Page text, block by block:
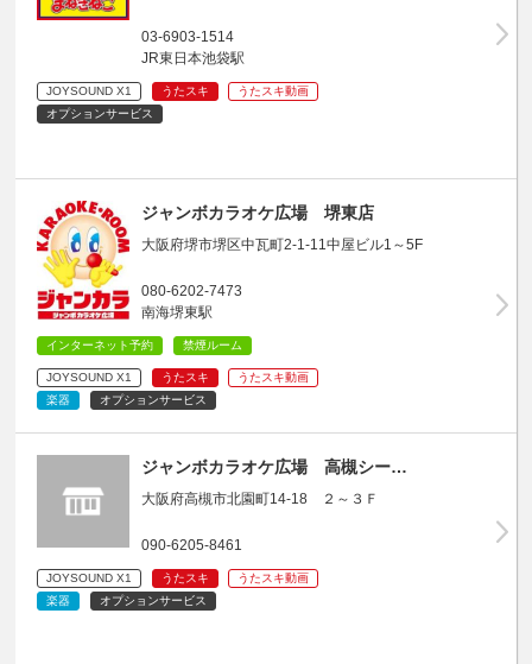
03-6903-1514
JR東日本池袋駅
JOYSOUND X1 うたスキ
うたスキ動画
オプションサービス
ジャンボカラオケ広場 堺東店
大阪府堺市堺区中瓦町2-1-11中屋ビル1～5F
080-6202-7473
南海堺東駅
インターネット予約 禁煙ルーム
JOYSOUND X1 うたスキ
うたスキ動画
楽器
オプションサービス
ジャンボカラオケ広場 高槻シー…
大阪府高槻市北園町14-18 ２～３Ｆ
090-6205-8461
JOYSOUND X1 うたスキ
うたスキ動画
楽器
オプションサービス